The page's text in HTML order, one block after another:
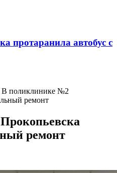
протаранила автобус с
В поликлинике №2
ремонт
ремонт